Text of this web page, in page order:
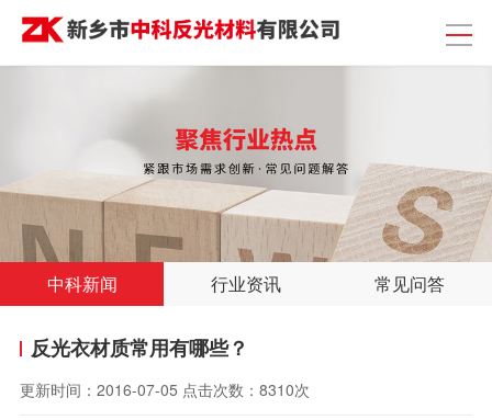
中科新闻 行业资讯 常见问答
反光衣材质常用有哪些？
更新时间： 2016-07-05 点击次数： 8310次